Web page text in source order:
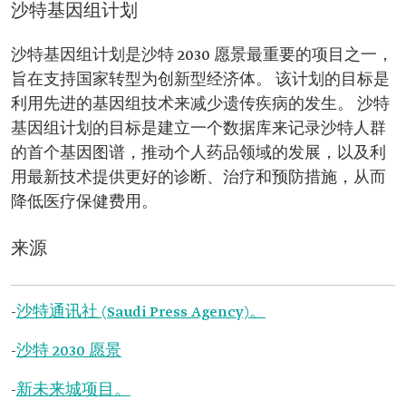
沙特基因组计划
沙特基因组计划是沙特 2030 愿景最重要的项目之一，
旨在支持国家转型为创新型经济体。 该计划的目标是
利用先进的基因组技术来减少遗传疾病的发生。 沙特
基因组计划的目标是建立一个数据库来记录沙特人群
的首个基因图谱，推动个人药品领域的发展，以及利
用最新技术提供更好的诊断、治疗和预防措施，从而
降低医疗保健费用。
来源
-沙特通讯社 (Saudi Press Agency)。
-沙特 2030 愿景
-新未来城项目。